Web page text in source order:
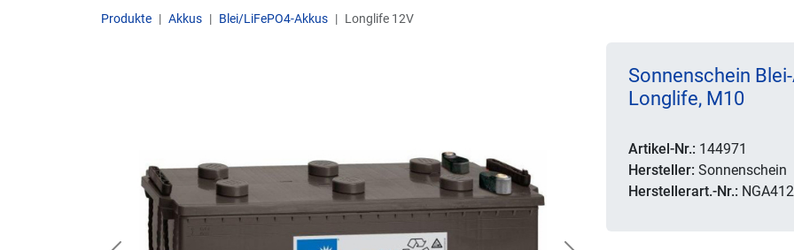
Produkte Akkus Blei/LiFePO4-Akkus Longlife 12V
Sonnenschein
Longlife, M10
Artikel-Nr.: 144971
Hersteller: Sonnenschein
Herstellerart.-Nr.: